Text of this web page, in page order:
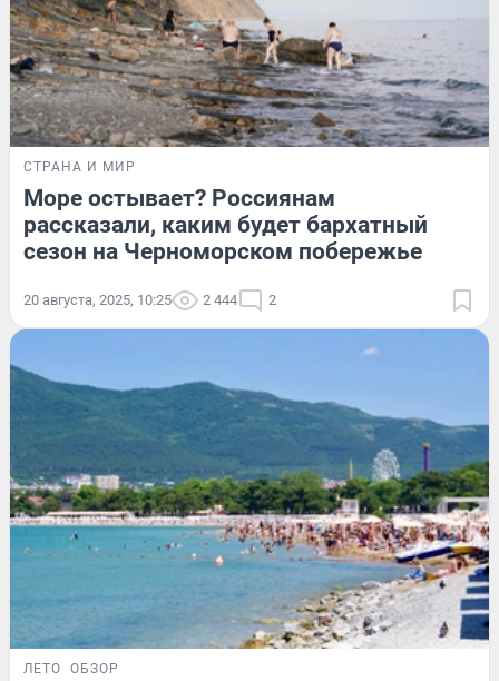
СТРАНА И МИР
Море остывает? Россиянам
рассказали, каким будет бархатный
сезон на Черноморском побережье
20 августа, 2025, 10:25 2 444 2
ЛЕТО ОБЗОР